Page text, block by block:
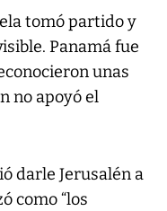
tomó partido y
Panamá fue
unas
no apoyó el
darle Jerusalén a
como “los